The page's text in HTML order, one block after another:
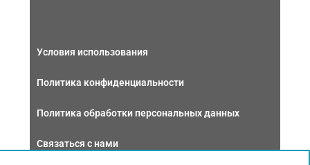
Условия использования
Политика конфиденциальности
Политика обработки персональных данных
Связаться с нами